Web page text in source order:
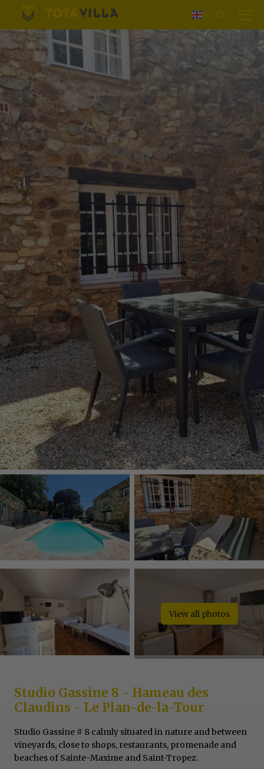
Deutsch
Log in
View all photos
Studio Gassine 8 - Hameau des
Claudins - Le Plan-de-la-Tour
Studio Gassine # 8 calmly situated in nature and between
vineyards, close to shops, restaurants, promenade and
beaches of Sainte-Maxime and Saint-Tropez.